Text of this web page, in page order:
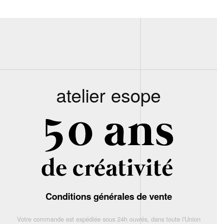
atelier esope
Conditions générales de vente
Votre commande est expédiée sous 24h ouvrés, dans toute l'Union